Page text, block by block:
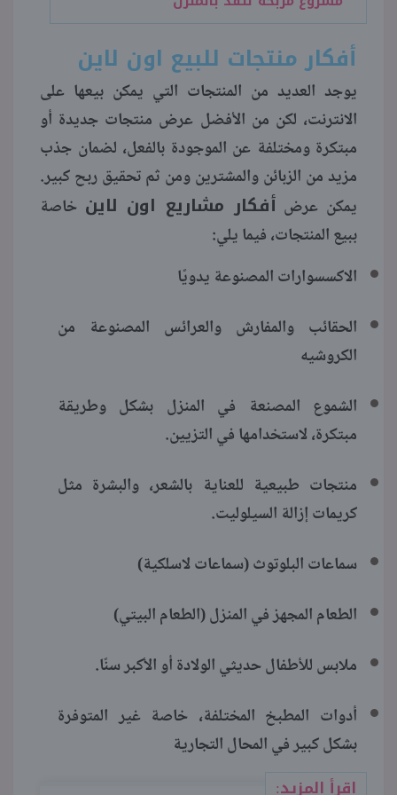
أفكار منتجات للبيع اون لاين
يوجد العديد من المنتجات التي يمكن بيعها على
الانترنت، لكن من الأفضل عرض منتجات جديدة أو
مبتكرة ومختلفة عن الموجودة بالفعل، لضمان جذب
مزيد من الزبائن والمشترين ومن ثم تحقيق ربح كبير.
يمكن عرض أفكار مشاريع اون لاين خاصة
ببيع المنتجات، فيما يلي:
الاكسسوارات المصنوعة يدويًا
الحقائب والمفارش والعرائس المصنوعة من
الكروشيه
الشموع المصنعة في المنزل بشكل وطريقة
مبتكرة، لاستخدامها في التزيين.
منتجات طبيعية للعناية بالشعر، والبشرة مثل
كريمات إزالة السيلوليت.
سماعات البلوتوث (سماعات لاسلكية)
الطعام المجهز في المنزل (الطعام البيتي)
ملابس للأطفال حديثي الولادة أو الأكبر سنًا.
أدوات المطبخ المختلفة، خاصة غير المتوفرة
بشكل كبير في المحال التجارية
اقرأ المزيد: